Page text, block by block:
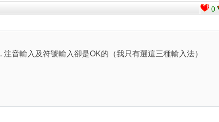
0
音輸入及符號輸入卻是OK的（我只有選這三種輸入法）